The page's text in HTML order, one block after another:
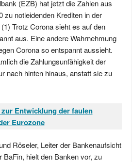
(EZB) hat jetzt die Zahlen aus
zu notleidenden Krediten in der
Trotz Corona sieht es auf den
aus. Eine andere Wahrnehmung
Corona so entspannt aussieht.
die Zahlungsunfähigkeit der
nach hinten hinaus, anstatt sie zu
Entwicklung der faulen
Eurozone
Röseler, Leiter der Bankenaufsicht
BaFin, hielt den Banken vor, zu